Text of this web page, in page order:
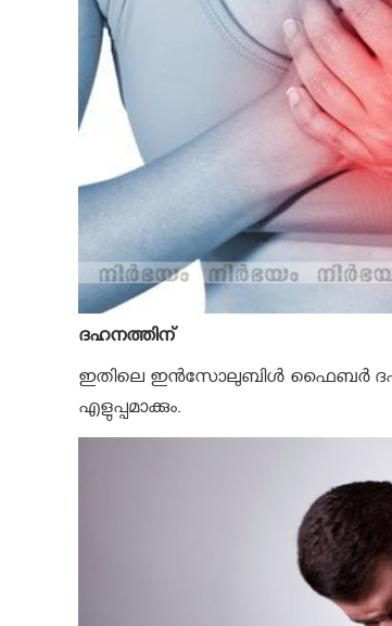
ദഹനത്തിന്
ഇതിലെ ഇന്‍സോലുബിള്‍ ഫൈബര്‍
എളുപ്പമാക്കും.